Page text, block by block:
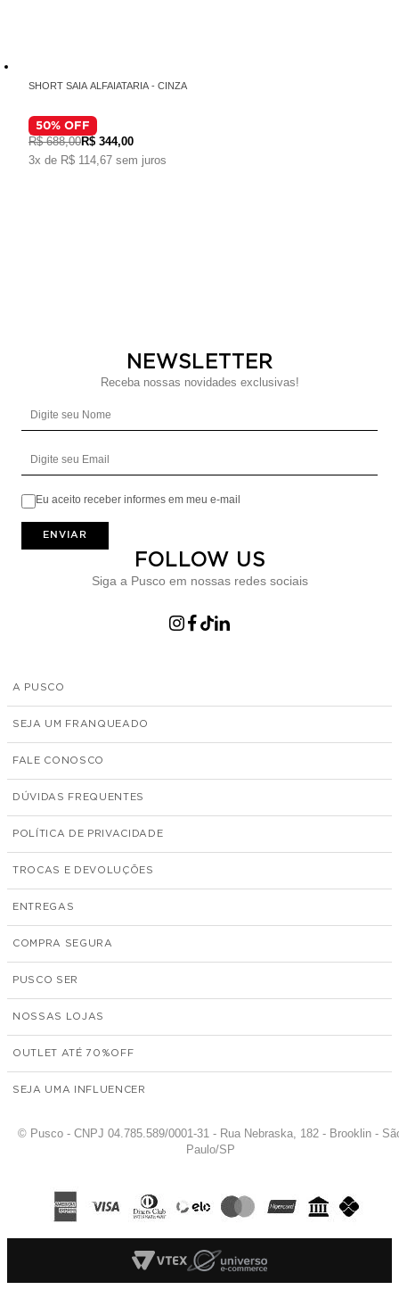
SHORT SAIA ALFAIATARIA - CINZA
R$ 688,00R$ 344,00
50% OFF
3x de R$ 114,67 sem juros
NEWSLETTER
Receba nossas novidades exclusivas!
Eu aceito receber informes em meu e-mail
ENVIAR
FOLLOW US
Siga a Pusco em nossas redes sociais
A PUSCO
SEJA UM FRANQUEADO
FALE CONOSCO
DÚVIDAS FREQUENTES
POLÍTICA DE PRIVACIDADE
TROCAS E DEVOLUÇÕES
ENTREGAS
COMPRA SEGURA
PUSCO SER
NOSSAS LOJAS
OUTLET ATÉ 70%
SEJA UMA INFLUENCER
© Pusco - CNPJ 04.785.589/0001-31 - Rua Nebraska, 182 - Brooklin -
Paulo/SP